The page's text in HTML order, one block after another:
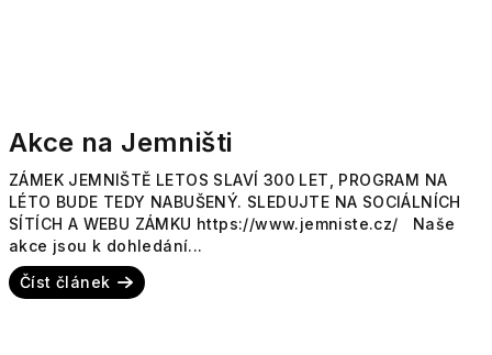
Akce na Jemništi
ZÁMEK JEMNIŠTĚ LETOS SLAVÍ 300 LET, PROGRAM NA
LÉTO BUDE TEDY NABUŠENÝ. SLEDUJTE NA SOCIÁLNÍCH
SÍTÍCH A WEBU ZÁMKU https://www.jemniste.cz/ Naše
akce jsou k dohledání...
Číst článek